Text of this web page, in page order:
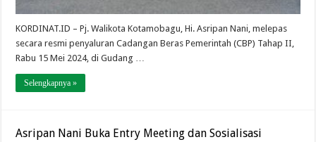
KORDINAT.ID – Pj. Walikota Kotamobagu, Hi. Asripan Nani, melepas
secara resmi penyaluran Cadangan Beras Pemerintah (CBP) Tahap II,
Rabu 15 Mei 2024, di Gudang …
Selengkapnya »
Asripan Nani Buka Entry Meeting dan Sosialisasi